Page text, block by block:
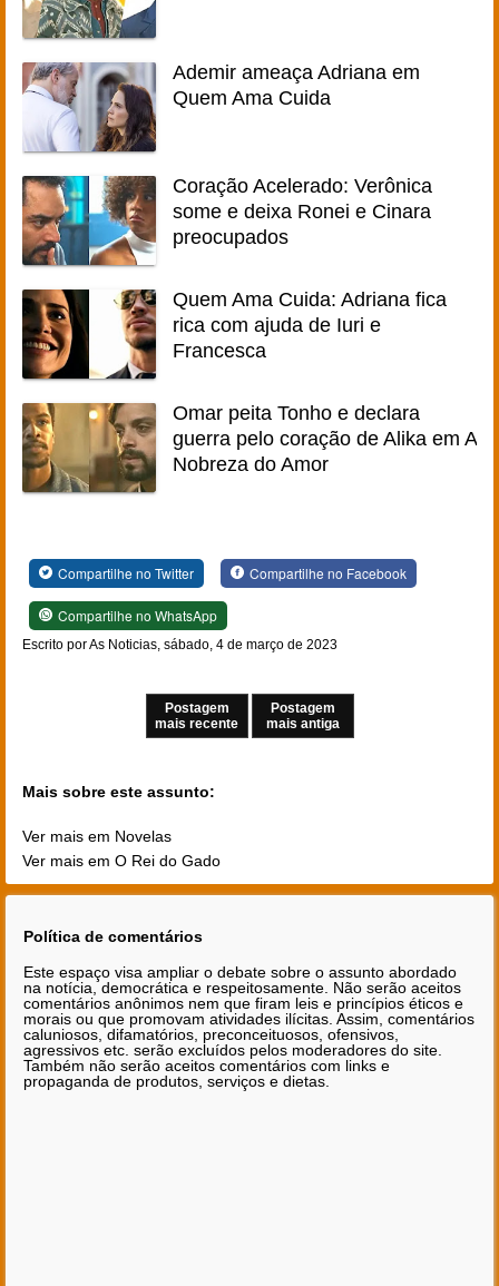
Ademir ameaça Adriana em
Quem Ama Cuida
Coração Acelerado: Verônica
some e deixa Ronei e Cinara
preocupados
Quem Ama Cuida: Adriana fica
rica com ajuda de Iuri e
Francesca
Omar peita Tonho e declara
guerra pelo coração de Alika em A
Nobreza do Amor
Compartilhe no Twitter Compartilhe no Facebook
Compartilhe no WhatsApp
Escrito por As Noticias, sábado, 4 de março de 2023
Postagem
mais recente
Postagem
mais antiga
Mais sobre este assunto:
Ver mais em Novelas
Ver mais em O Rei do Gado
Política de comentários
Este espaço visa ampliar o debate sobre o assunto abordado
na notícia, democrática e respeitosamente. Não serão aceitos
comentários anônimos nem que firam leis e princípios éticos e
morais ou que promovam atividades ilícitas. Assim, comentários
caluniosos, difamatórios, preconceituosos, ofensivos,
agressivos etc. serão excluídos pelos moderadores do site.
Também não serão aceitos comentários com links e
propaganda de produtos, serviços e dietas.